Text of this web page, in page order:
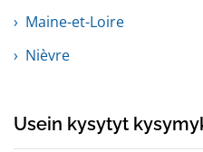
Maine-et-Loire
Nièvre
Usein kysytyt